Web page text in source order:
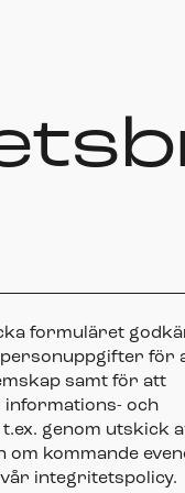
formuläret
för
samt för att
informations- och
genom utskick
kommande
integritetspolicy.